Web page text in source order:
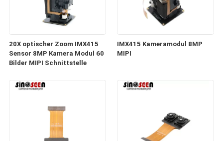
20X optischer Zoom IMX415
Sensor 8MP Kamera Modul 60
Bilder MIPI Schnittstelle
IMX415 Kameramodul 8MP
MIPI